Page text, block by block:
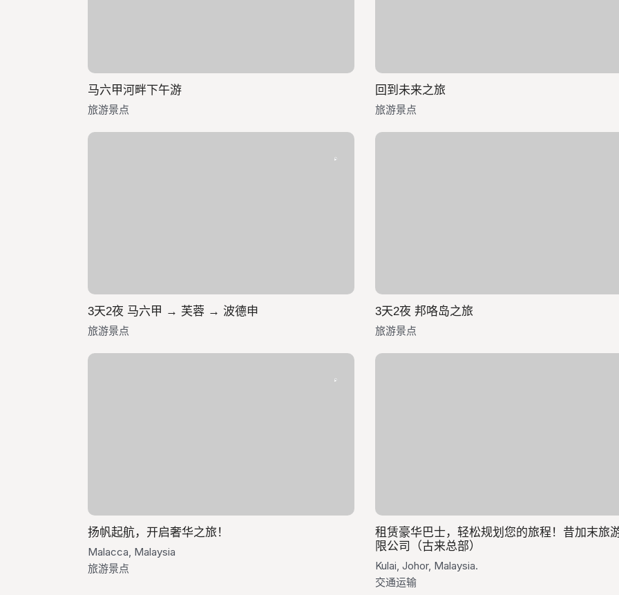
马六甲河畔下午游
旅游景点
回到未来之旅
旅游景点
3天2夜 马六甲 → 芙蓉 → 波德申
旅游景点
3天2夜 邦咯岛之旅
旅游景点
扬帆起航，开启奢华之旅！
Malacca, Malaysia
旅游景点
租赁豪华巴士，轻松规划您的旅程！昔加末旅
限公司（古来总部）
Kulai, Johor, Malaysia.
交通运输